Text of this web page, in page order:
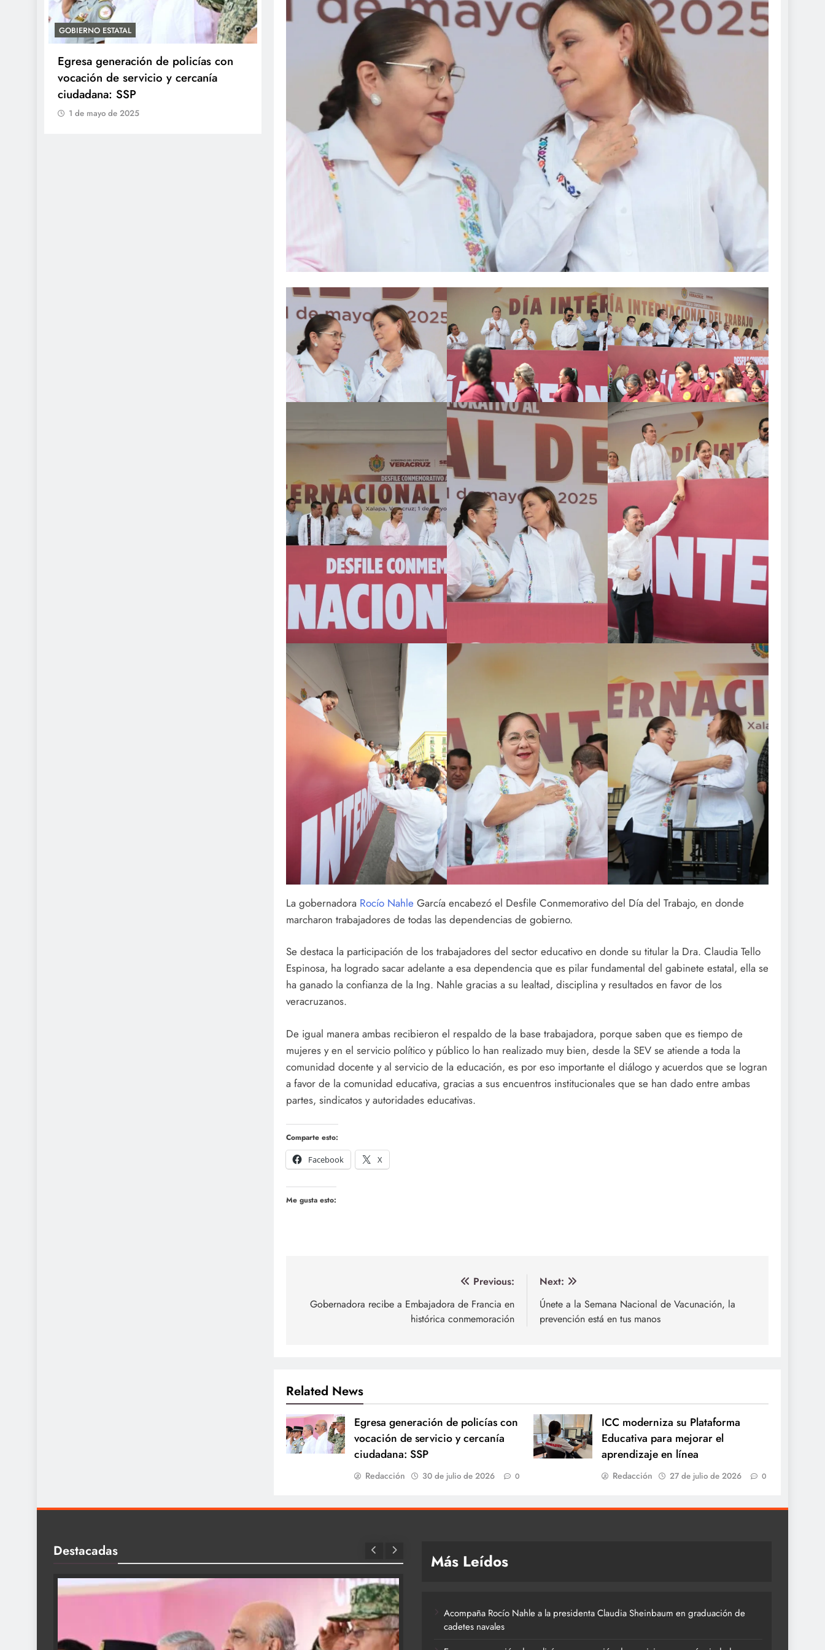
ACTIVIDADES DE ROCÍO NAHLE
Entrega Gobernadora 5 mil apoyos a
la Palabra y a la Familia
1 de mayo de 2025
ACTIVIDADES DE ROCÍO NAHLE
Vacaciones seguras: más de 982
elementos resguardan destinos
turísticos
1 de mayo de 2025
La gobernadora Rocío Nahle García encabezó el Desfile Conmemorativo del Día del Trabajo, en donde
marcharon trabajadores de todas las dependencias de gobierno.
Se destaca la participación de los trabajadores del sector educativo en donde su titular la Dra. Claudia Tello
Espinosa, ha logrado sacar adelante a esa dependencia que es pilar fundamental del gabinete estatal, ella se
ha ganado la confianza de la Ing. Nahle gracias a su lealtad, disciplina y resultados en favor de los
veracruzanos.
De igual manera ambas recibieron el respaldo de la base trabajadora, porque saben que es tiempo de
mujeres y en el servicio político y público lo han realizado muy bien, desde la SEV se atiende a toda la
comunidad docente y al servicio de la educación, es por eso importante el diálogo y acuerdos que se logran
a favor de la comunidad educativa, gracias a sus encuentros institucionales que se han dado entre ambas
partes, sindicatos y autoridades educativas.
Comparte esto:
Facebook
X
Me gusta esto:
de
Previous:
Gobernadora recibe a Embajadora de Francia en
histórica conmemoración
Next:
Únete a la Semana Nacional de Vacunación, la
prevención está en tus manos
Related News
Egresa generación de policías con
vocación de servicio y cercanía
ciudadana: SSP
Redacción 30 de julio de 2026 0
ICC moderniza su Plataforma
Educativa para mejorar el
aprendizaje en línea
Redacción 27 de julio de 2026 0
Destacadas Más Leídos
Acompaña Rocío Nahle a la presidenta Claudia Sheinbaum en graduación de
cadetes navales